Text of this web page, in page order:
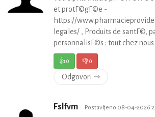
et protГ©gГ©e -
https://
legales/ , Produits de santГ©,
personnalisГ©s : tout chez nous
👍0 👎0
Odgovori ⇾
Fslfvm Postavljeno 08-04-2026